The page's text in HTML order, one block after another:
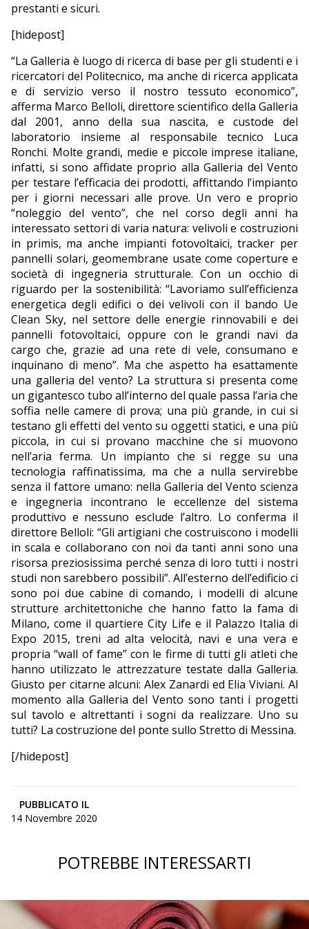
prestanti e sicuri.
[hidepost]
“La Galleria è luogo di ricerca di base per gli studenti e i
ricercatori del Politecnico, ma anche di ricerca applicata
e di servizio verso il nostro tessuto economico”,
afferma Marco Belloli, direttore scientifico della Galleria
dal 2001, anno della sua nascita, e custode del
laboratorio insieme al responsabile tecnico Luca
Ronchi. Molte grandi, medie e piccole imprese italiane,
infatti, si sono affidate proprio alla Galleria del Vento
per testare l’efficacia dei prodotti, affittando l’impianto
per i giorni necessari alle prove. Un vero e proprio
“noleggio del vento”, che nel corso degli anni ha
interessato settori di varia natura: velivoli e costruzioni
in primis, ma anche impianti fotovoltaici, tracker per
pannelli solari, geomembrane usate come coperture e
società di ingegneria strutturale. Con un occhio di
riguardo per la sostenibilità: “Lavoriamo sull’efficienza
energetica degli edifici o dei velivoli con il bando Ue
Clean Sky, nel settore delle energie rinnovabili e dei
pannelli fotovoltaici, oppure con le grandi navi da
cargo che, grazie ad una rete di vele, consumano e
inquinano di meno”. Ma che aspetto ha esattamente
una galleria del vento? La struttura si presenta come
un gigantesco tubo all’interno del quale passa l’aria che
soffia nelle camere di prova; una più grande, in cui si
testano gli effetti del vento su oggetti statici, e una più
piccola, in cui si provano macchine che si muovono
nell’aria ferma. Un impianto che si regge su una
tecnologia raffinatissima, ma che a nulla servirebbe
senza il fattore umano: nella Galleria del Vento scienza
e ingegneria incontrano le eccellenze del sistema
produttivo e nessuno esclude l’altro. Lo conferma il
direttore Belloli: “Gli artigiani che costruiscono i modelli
in scala e collaborano con noi da tanti anni sono una
risorsa preziosissima perché senza di loro tutti i nostri
studi non sarebbero possibili”. All’esterno dell’edificio ci
sono poi due cabine di comando, i modelli di alcune
strutture architettoniche che hanno fatto la fama di
Milano, come il quartiere City Life e il Palazzo Italia di
Expo 2015, treni ad alta velocità, navi e una vera e
propria “wall of fame” con le firme di tutti gli atleti che
hanno utilizzato le attrezzature testate dalla Galleria.
Giusto per citarne alcuni: Alex Zanardi ed Elia Viviani. Al
momento alla Galleria del Vento sono tanti i progetti
sul tavolo e altrettanti i sogni da realizzare. Uno su
tutti? La costruzione del ponte sullo Stretto di Messina.
[/hidepost]
PUBBLICATO IL
14 Novembre 2020
POTREBBE INTERESSARTI